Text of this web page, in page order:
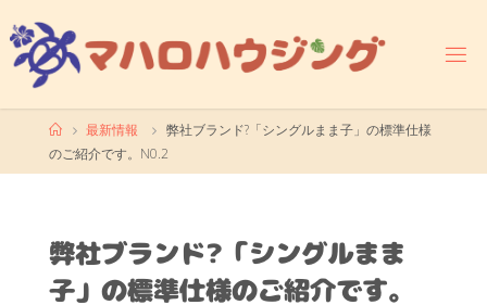
ン
テ
ホ
ー
ム
最新情報
弊社ブランド?「シングルまま子」の標準仕様
のご紹介です。N0.2
弊社ブランド?「シングルまま
子」の標準仕様のご紹介です。